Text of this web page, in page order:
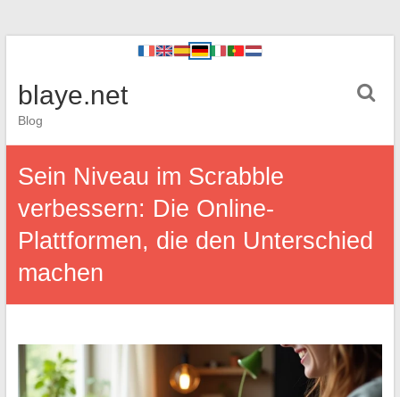
blaye.net
Blog
Sein Niveau im Scrabble
verbessern: Die Online-
Plattformen, die den Unterschied
machen